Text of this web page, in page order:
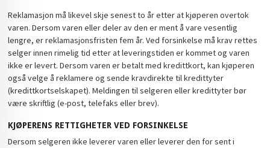
Reklamasjon må likevel skje senest to år etter at kjøperen overtok
varen. Dersom varen eller deler av den er ment å vare vesentlig
lengre, er reklamasjonsfristen fem år. Ved forsinkelse må krav rettes
selger innen rimelig tid etter at leveringstiden er kommet og varen
ikke er levert. Dersom varen er betalt med kredittkort, kan kjøperen
også velge å reklamere og sende kravdirekte til kredittyter
(kredittkortselskapet). Meldingen til selgeren eller kredittyter bør
være skriftlig (e-post, telefaks eller brev).
KJØPERENS RETTIGHETER VED FORSINKELSE
Dersom selgeren ikke leverer varen eller leverer den for sent i